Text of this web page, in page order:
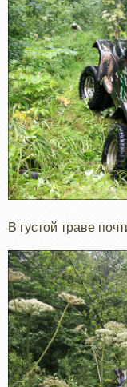
В густой траве